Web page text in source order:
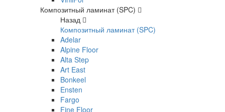
Композитный ламинат (SPC)
Назад
Композитный ламинат (SPC)
Adelar
Alpine Floor
Alta Step
Art East
Bonkeel
Ensten
Fargo
Fine Floor